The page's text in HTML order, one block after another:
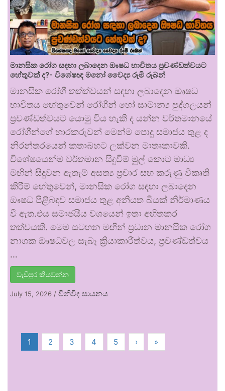
මානසික රෝග සඳහා ලබාදෙන ඖෂධ භාවිතය ප්‍රචණ්ඩත්වයට
හේතුවක් ද?- විශේෂඥ මනෝ වෛද්‍ය රූමි රූබන්
මානසික රෝගී තත්ත්වයන් සඳහා ලබාදෙන ඖෂධ
භාවිතය හේතුවෙන් රෝගීන් හෝ සාමාන්‍ය පුද්ගලයන්
ප්‍රචණ්ඩත්වයට යොමු විය හැකි ද යන්න වර්තමානයේ
රෝගීන්ගේ භාරකරුවන් මෙන්ම පොදු සමාජය තුළ ද
නිරන්තරයෙන් කතාබහට ලක්වන මාතෘකාවකි.
විශේෂයෙන්ම වර්තමාන සිදුවීම් මුල් කොට මාධ්‍ය
මඟින් සිදුවන ඇතැම් අසත්‍ය ප්‍රචාර සහ කරුණු විකෘති
කිරීම් හේතුවෙන්, මානසික රෝග සඳහා ලබාදෙන
ඖෂධ පිළිබඳව සමාජය තුළ අනියත බියක් නිර්මාණය
වී ඇත.එය සමාජයීය වශයෙන් ඉතා අහිතකර
තත්වයකි. මෙම සටහන මඟින් ප්‍රධාන මානසික රෝග
නාශක ඖෂධවල සැබෑ ක්‍රියාකාරීත්වය, ප්‍රචණ්ඩත්වය
…
වැඩිපුර කියවන්න
July 15, 2026 / විනිවිද සායනය
1 2 3 4 5 › »